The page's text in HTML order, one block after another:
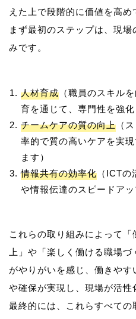
えた上で段階的に価値を高め
まず最初のステップは、現
人材育成 （職員のスキル
育を通じて、専門性を強化
チームケアの質の向上 （
率的で質の高いケアを実
ます）
情報共有の効率化 （ICT
や情報伝達のスピードアッ
これらの取り組みによって
上」や「楽しく働ける職場
がやりがいを感じ、働きや
や確保が実現し、現場が活性
最終的には、これらすべて